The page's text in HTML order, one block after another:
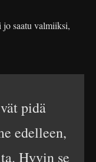
saatu valmiiksi,
pidä
edelleen,
Hyvin se